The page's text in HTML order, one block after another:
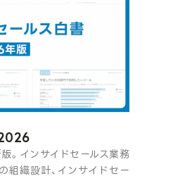
2026
。インサイドセールス業務
組織設計、インサイドセー